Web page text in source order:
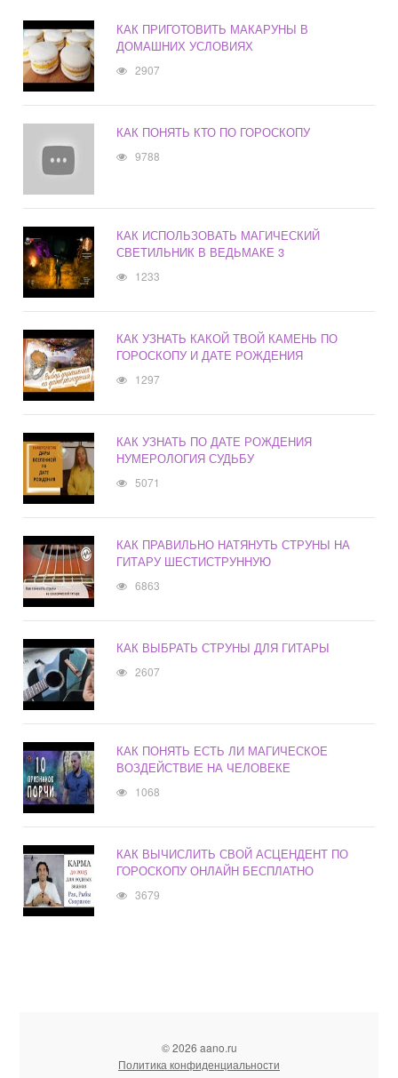
КАК ПРИГОТОВИТЬ МАКАРУНЫ В
ДОМАШНИХ УСЛОВИЯХ
2907
КАК ПОНЯТЬ КТО ПО ГОРОСКОПУ
9788
КАК ИСПОЛЬЗОВАТЬ МАГИЧЕСКИЙ
СВЕТИЛЬНИК В ВЕДЬМАКЕ 3
1233
КАК УЗНАТЬ КАКОЙ ТВОЙ КАМЕНЬ ПО
ГОРОСКОПУ И ДАТЕ РОЖДЕНИЯ
1297
КАК УЗНАТЬ ПО ДАТЕ РОЖДЕНИЯ
НУМЕРОЛОГИЯ СУДЬБУ
5071
КАК ПРАВИЛЬНО НАТЯНУТЬ СТРУНЫ НА
ГИТАРУ ШЕСТИСТРУННУЮ
6863
КАК ВЫБРАТЬ СТРУНЫ ДЛЯ ГИТАРЫ
2607
КАК ПОНЯТЬ ЕСТЬ ЛИ МАГИЧЕСКОЕ
ВОЗДЕЙСТВИЕ НА ЧЕЛОВЕКЕ
1068
КАК ВЫЧИСЛИТЬ СВОЙ АСЦЕНДЕНТ ПО
ГОРОСКОПУ ОНЛАЙН БЕСПЛАТНО
3679
© 2026 aano.ru
Политика конфиденциальности